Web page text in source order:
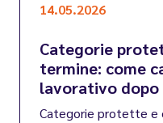
14.05.2026
Categorie
termine: come
lavorativo dopo
Categorie protette e